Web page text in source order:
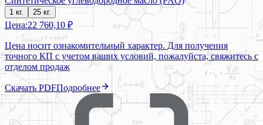
1 кг. 25 кг.
Цена:22 760,10 ₽
Цена носит ознакомительный характер. Для получения
точного КП с учетом ваших условий, пожалуйста, свяжитесь с
отделом продаж
Скачать PDFПодробнее